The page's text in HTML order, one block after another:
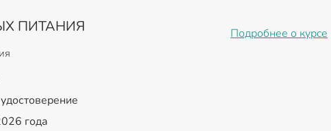
ПИТАНИЯ
удостоверение
года
Подробнее о курсе